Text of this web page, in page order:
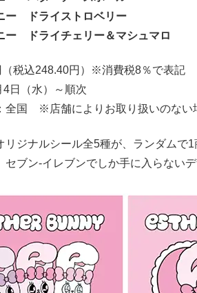
ー ドライストロベリー
ー ドライチェリー＆マシュマロ
税込248.40円）※消費税8％で表記
4日（水）～順次
全国 ※店舗によりお取り扱いのない
リジナルシール全5種が、ランダムで
セブン‐イレブンでしか手に入らない